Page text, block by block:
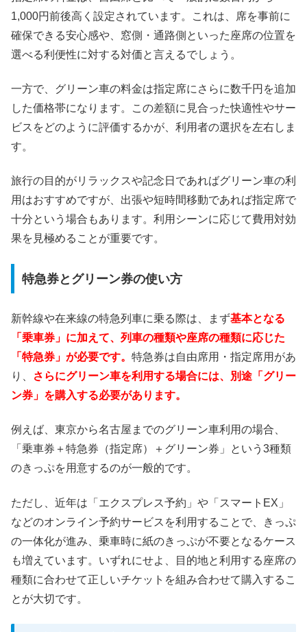
1,000円前後高く設定されています。これは、席を事前に
確保できる安心感や、窓側・通路側といった座席の位置を
選べる利便性に対する対価と言えるでしょう。
一方で、グリーン車の料金は指定席にさらに数千円を追加
した価格帯になります。この差額に見合った快適性やサー
ビスをどのように評価するかが、利用者の選択を左右しま
す。
旅行の目的がリラックスや記念日であればグリーン車の利
用はおすすめですが、出張や短時間移動であれば指定席で
十分という場合もあります。利用シーンに応じて費用対効
果を見極めることが重要です。
特急券とグリーン券の使い方
新幹線や在来線の特急列車に乗る際は、まず基本となる
「乗車券」に加えて、列車の種類や座席の種類に応じた
「特急券」が必要です。 特急券は自由席用・指定席用があ
り、
さらにグリーン車を利用する場合には、別途「グリー
ン券」を購入する必要があります。
例えば、東京から名古屋までのグリーン車利用の場合、
「乗車券＋特急券（指定席）＋グリーン券」という3種類
のきっぷを用意するのが一般的です。
ただし、近年は「エクスプレス予約」や「スマートEX」
などのオンライン予約サービスを利用することで、きっぷ
の一体化が進み、乗車時に紙のきっぷが不要となるケース
も増えています。いずれにせよ、目的地と利用する座席の
種類に合わせて正しいチケットを組み合わせて購入するこ
とが大切です。